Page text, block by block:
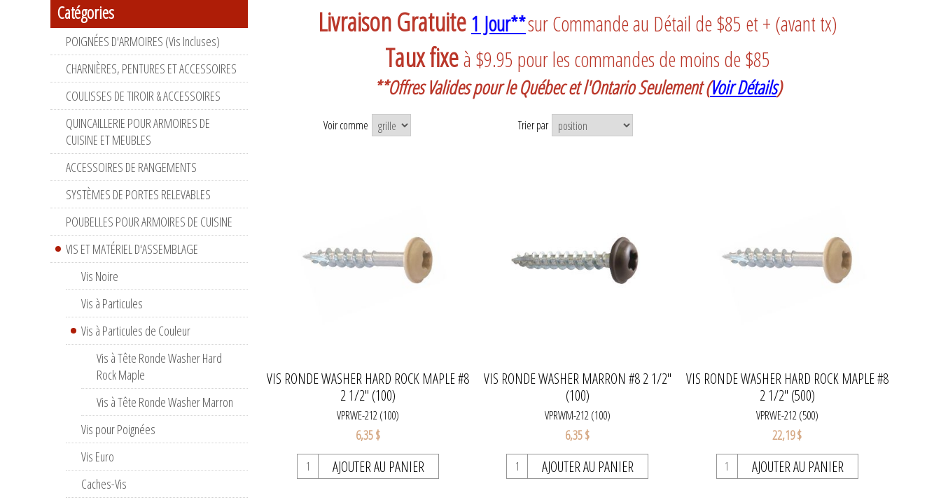
Livraison Gratuite 1 Jour**sur Commande au Détail de $85 et + (avant tx)
Taux fixeà $9.95 pour les commandes de moins de $85
**Offres Valides pour le Québec et l'Ontario Seulement(Voir Détails)
Voir comme Trier par
VIS RONDE WASHER HARD ROCK MAPLE #8
2 1/2" (100)
VPRWE-212 (100)
6,35 $
AJOUTER AU PANIER
VIS RONDE WASHER MARRON #8 2 1/2"
(100)
VPRWM-212 (100)
6,35 $
AJOUTER AU PANIER
VIS RONDE WASHER HARD ROCK MAPLE #8
2 1/2" (500)
VPRWE-212 (500)
22,19 $
AJOUTER AU PANIER
Catégories
POIGNÉES D'ARMOIRES (Vis Incluses)
CHARNIÈRES, PENTURES ET ACCESSOIRES
COULISSES DE TIROIR & ACCESSOIRES
QUINCAILLERIE POUR ARMOIRES DE
CUISINE ET MEUBLES
ACCESSOIRES DE RANGEMENTS
SYSTÈMES DE PORTES RELEVABLES
POUBELLES POUR ARMOIRES DE CUISINE
VIS ET MATÉRIEL D'ASSEMBLAGE
Vis Noire
Vis à Particules
Vis à Particules de Couleur
Vis à Tête Ronde Washer Hard
Rock Maple
Vis à Tête Ronde Washer Marron
Vis pour Poignées
Vis Euro
Caches-Vis